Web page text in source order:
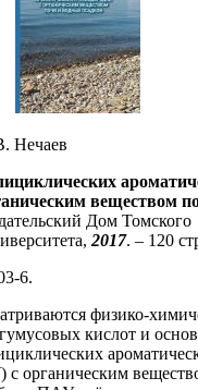
Нечаев
веществом
Дом Томского
2017. – 120
6.
физико-
кислот и
с органическим